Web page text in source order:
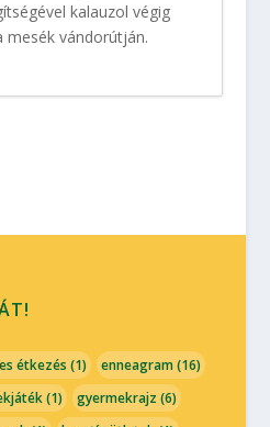
kalauzol végig
mesék vándorútján.
étkezés (1) enneagram(16)
(1) gyermekrajz (6)